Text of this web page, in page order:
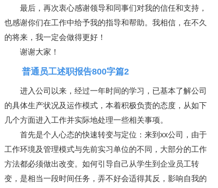
最后，再次衷心感谢领导和同事们对我的信任和支持，
也感谢你们在工作中给予我的指导和帮助。我相信，在不久
的将来，我一定会做得更好！
谢谢大家！
普通员工述职报告800字篇2
进入公司以来，经过一年时间的学习，已基本了解公司
的具体生产状况及运作模式，本着积极负责的态度，从如下
几个方面进入工作并实际地处理一些相关事项。
首先是个人心态的快速转变与定位：来到xx公司，由于
工作环境及管理模式与先前实习单位的不同，大部分的工作
方法都必须做出改变。如何引导自己从学生到企业员工转
变，是相当一段时间任务，弄不好会适得其反，影响自我的